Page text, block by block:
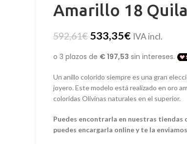
Amarillo 18
592,61€ 533,35€ IVA incl.
Un anillo colorido siempre es una gran
joyero. Este modelo está realizado en oro
coloridas Olivinas naturales en el superior.
Puedes encontrarla en nuestras tiendas
puedes encargarla online y te la